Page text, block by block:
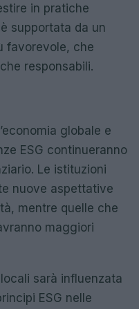
in pratiche
supportata da un
favorevole, che
responsabili.
globale e
ESG continueranno
Le istituzioni
nuove aspettative
mentre quelle che
maggiori
sarà influenzata
ESG nelle